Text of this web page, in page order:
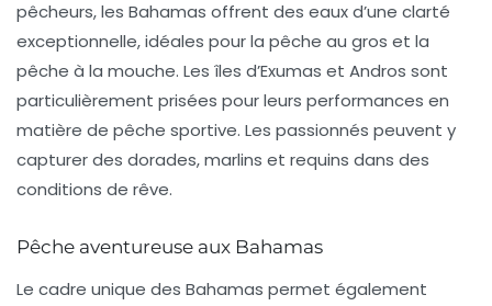
pêcheurs,les Bahamas offrent des eaux d’une clarté
exceptionnelle, idéales pour la pêche au gros et la
pêche à la mouche. Les îles d’Exumas et Andros sont
particulièrement prisées pour leurs performances en
matière de pêche sportive. Les passionnés peuvent y
capturer des dorades, marlins et requins dans des
conditions de rêve.
Pêche aventureuse aux Bahamas
Le cadre unique des Bahamas permet également